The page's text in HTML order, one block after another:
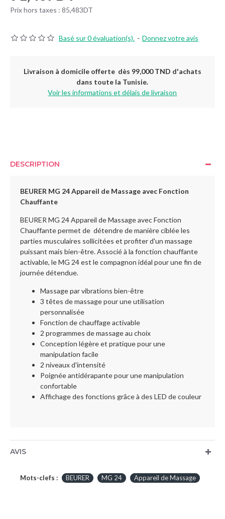
Basé sur 0 évaluation(s). - Donnez votre avis
Prix hors taxes : 85,483DT
Livraison à domicile offerte dès 99,000 TND d'achats
dans toute la Tunisie.
Voir les informations et délais de livraison
DESCRIPTION
BEURER MG 24 Appareil de Massage avec Fonction
Chauffante
BEURER MG 24 Appareil de Massage avec Fonction
Chauffante permet de détendre de manière ciblée les
parties musculaires sollicitées et profiter d'un massage
puissant mais bien-être. Associé à la fonction chauffante
activable, le MG 24 est le compagnon idéal pour une fin de
journée détendue.
Massage par vibrations bien-être
3 têtes de massage pour une utilisation
personnalisée
Fonction de chauffage activable
2 programmes de massage au choix
Conception légère et pratique pour une
manipulation facile
2 niveaux d'intensité
Poignée antidérapante pour une manipulation
confortable
Affichage des fonctions grâce à des LED de couleur
AVIS
Mots-clefs : BEURER MG 24 Appareil de Massage